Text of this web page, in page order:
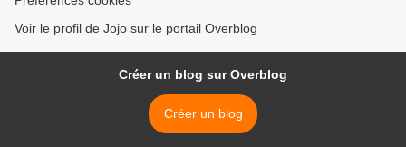
Voir le profil de Jojo sur le portail Overblog
Créer un blog sur Overblog
Créer un blog